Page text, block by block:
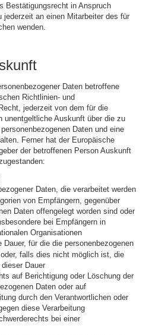
Bestätigungsrecht in Anspruch
an einen Mitarbeiter des für
wenden.
Daten betroffene
Richtlinien- und
jederzeit von dem für die
unentgeltliche Auskunft über die zu
Daten und eine
Ferner hat der Europäische
der betroffenen Person Auskunft
Daten, die verarbeitet werden
von Empfängern, gegenüber
Daten offengelegt worden sind oder
bei Empfängern in
Organisationen
für die die personenbezogenen
falls dies nicht möglich ist, die
Dauer
auf Berichtigung oder Löschung der
Daten oder auf
durch den Verantwortlichen oder
diese Verarbeitung
bei einer